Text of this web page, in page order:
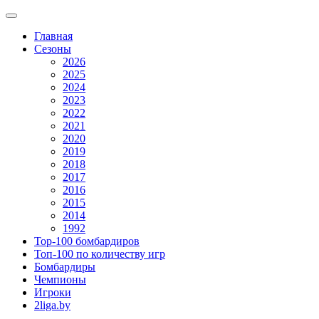
Главная
Сезоны
2026
2025
2024
2023
2022
2021
2020
2019
2018
2017
2016
2015
2014
1992
Top-100 бомбардиров
Топ-100 по количеству игр
Бомбардиры
Чемпионы
Игроки
2liga.by